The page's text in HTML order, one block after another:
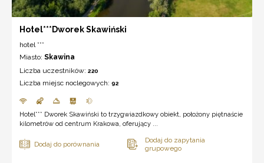
Hotel***Dworek Skawiński
hotel ***
Miasto: Skawina
Liczba uczestników: 220
Liczba miejsc noclegowych: 92
Hotel*** Dworek Skawiński to trzygwiazdkowy obiekt, położony piętnaście
kilometrów od centrum Krakowa, oferujący ...